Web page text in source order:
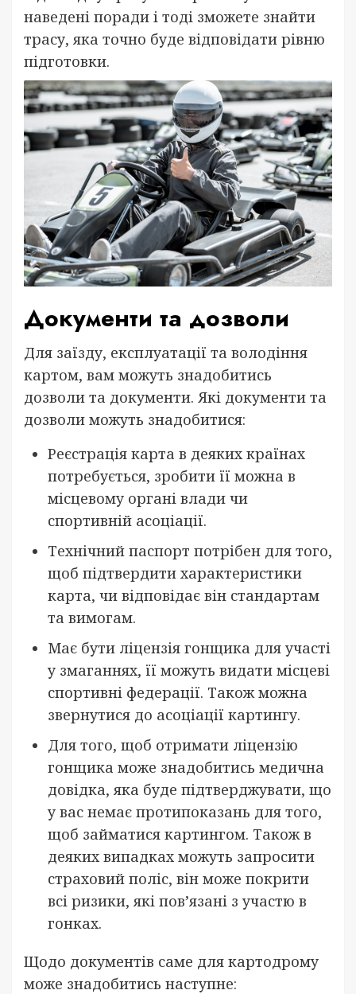
наведені поради і тоді зможете знайти
трасу, яка точно буде відповідати рівню
підготовки.
Документи та дозволи
Для заїзду, експлуатації та володіння
картом, вам можуть знадобитись
дозволи та документи. Які документи та
дозволи можуть знадобитися:
Реєстрація карта в деяких країнах
потребується, зробити її можна в
місцевому органі влади чи
спортивній асоціації.
Технічний паспорт потрібен для того,
щоб підтвердити характеристики
карта, чи відповідає він стандартам
та вимогам.
Має бути ліцензія гонщика для участі
у змаганнях, її можуть видати місцеві
спортивні федерації. Також можна
звернутися до асоціації картингу.
Для того, щоб отримати ліцензію
гонщика може знадобитись медична
довідка, яка буде підтверджувати, що
у вас немає протипоказань для того,
щоб займатися картингом. Також в
деяких випадках можуть запросити
страховий поліс, він може покрити
всі ризики, які пов’язані з участю в
гонках.
Щодо документів саме для картодрому
може знадобитись наступне: